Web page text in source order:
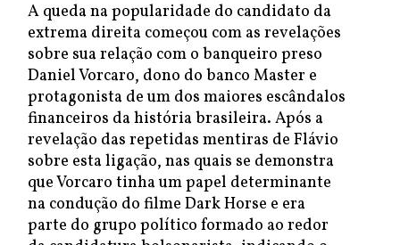
A queda na popularidade do candidato da
extrema direita começou com as revelações
sobre sua relação com o banqueiro preso
Daniel Vorcaro, dono do banco Master e
protagonista de um dos maiores escândalos
financeiros da história brasileira. Após a
revelação das repetidas mentiras de Flávio
sobre esta ligação, nas quais se demonstra
que Vorcaro tinha um papel determinante
na condução do filme Dark Horse e era
parte do grupo político formado ao redor